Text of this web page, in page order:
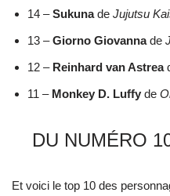
14 –Sukunade Jujutsu
13 –Giorno Giovannade
12 – Reinhard van Astrea
11 – Monkey D. Luffy de
DU NUMÉRO
Et voici le top 10 des